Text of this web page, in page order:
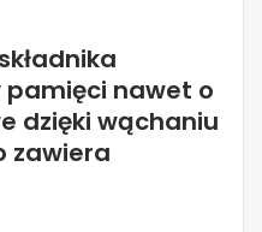
nawet o
dzięki wąchaniu
zawiera